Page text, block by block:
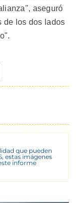
aseguró
de los dos lados
que pueden
estas imágenes
informe